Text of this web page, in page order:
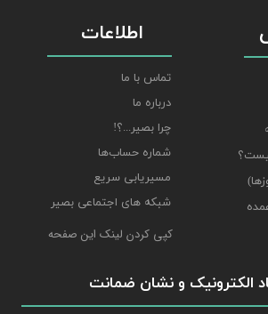
الکترونیک و نشان ضمانت
اطلاعات
تماس با ما
درباره ما
چرا بصیر...؟!
شماره حساب‌ها
مسیریابی سریع
شبکه های اجتماعی بصیر
کپی کردن لینک این صفحه